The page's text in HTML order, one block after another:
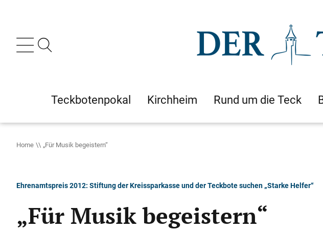
Teckbotenpokal Kirchheim Rund um die Teck
Home „Für Musik begeistern“
Ehrenamtspreis 2012: Stiftung der Kreissparkasse und der Teckbote suchen „Starke Helfer“
„Für Musik begeistern“